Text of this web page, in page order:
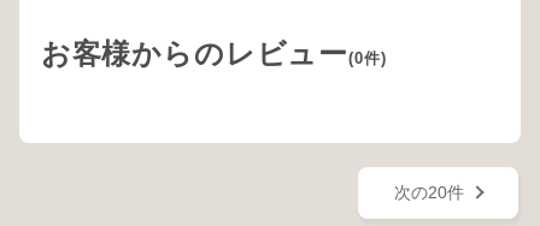
お客様からのレビュー(0件)
次の20件